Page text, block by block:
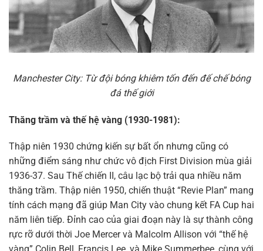
Manchester City: Từ đội bóng khiêm tốn đến đế chế bóng
đá thế giới
Thăng trầm và thế hệ vàng (1930-1981):
Thập niên 1930 chứng kiến sự bất ổn nhưng cũng có
những điểm sáng như chức vô địch First Division mùa giải
1936-37. Sau Thế chiến II, câu lạc bộ trải qua nhiều năm
thăng trầm. Thập niên 1950, chiến thuật “Revie Plan” mang
tính cách mạng đã giúp Man City vào chung kết FA Cup hai
năm liên tiếp. Đỉnh cao của giai đoạn này là sự thành công
rực rỡ dưới thời Joe Mercer và Malcolm Allison với “thế hệ